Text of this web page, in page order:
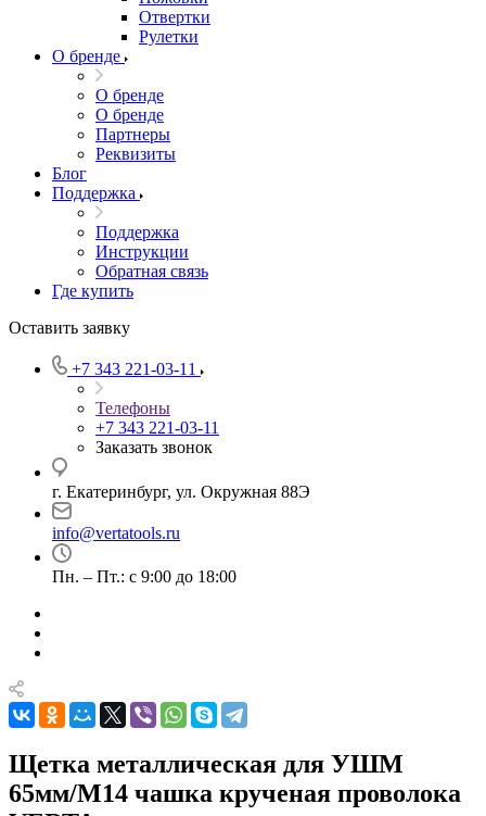
Отвертки
Рулетки
О бренде
О бренде
О бренде
Партнеры
Реквизиты
Блог
Поддержка
Поддержка
Инструкции
Обратная связь
Где купить
Оставить заявку
+7 343 221-03-11
Телефоны
+7 343 221-03-11
Заказать звонок
г. Екатеринбург, ул. Окружная 88Э
info@vertatools.ru
Пн. – Пт.: с 9:00 до 18:00
Щетка металлическая для УШМ
65мм/М14 чашка крученая проволока